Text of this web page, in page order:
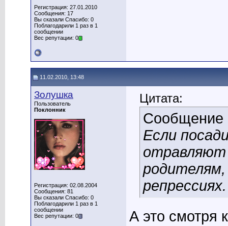
Регистрация: 27.01.2010
Сообщения: 17
Вы сказали Спасибо: 0
Поблагодарили 1 раз в 1
сообщении
Вес репутации: 0
11.02.2010, 13:48
Золушка
Пользователь
Поклонник
Регистрация: 02.08.2004
Сообщения: 81
Вы сказали Спасибо: 0
Поблагодарили 1 раз в 1
сообщении
Вес репутации: 0
Цитата:
Сообщение
Если
отравляют
репрессиях.
А это смотря